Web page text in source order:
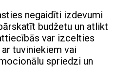
negaidīti izdevumi
budžetu un atlikt
var izcelties
tuviniekiem vai
spriedzi un